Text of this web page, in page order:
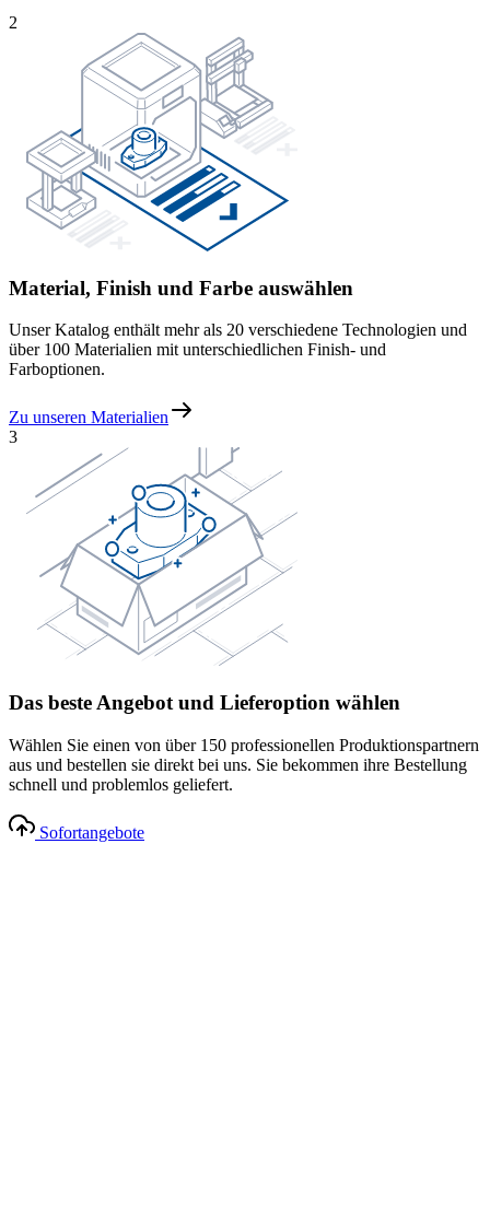
2
Material, Finish und Farbe auswählen
Unser Katalog enthält mehr als 20 verschiedene Technologien und
über 100 Materialien mit unterschiedlichen Finish- und
Farboptionen.
Zu unseren Materialien
3
Das beste Angebot und Lieferoption wählen
Wählen Sie einen von über 150 professionellen Produktionspartnern
aus und bestellen sie direkt bei uns. Sie bekommen ihre Bestellung
schnell und problemlos geliefert.
Sofortangebote